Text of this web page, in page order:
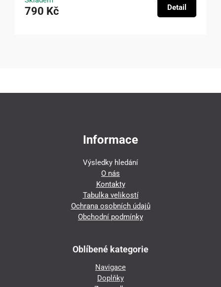
790 Kč Detail
Informace
Výsledky hledání
O nás
Kontakty
Tabulka velikostí
Ochrana osobních údajů
Obchodní podmínky
Oblíbené kategorie
Navigace
Doplňky